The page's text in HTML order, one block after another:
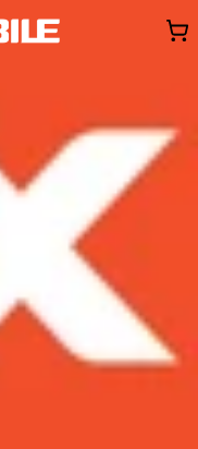
Tư vấnKhuyến
Thông báo
khi mua